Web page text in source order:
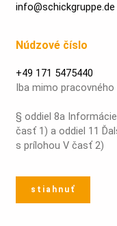
info@schickgruppe.de
Núdzové číslo
+49 171 5475440
Iba mimo pracovného
§ oddiel 8a
časť 1) a oddiel 11
s prílohou V časť 2)
stiahnuť